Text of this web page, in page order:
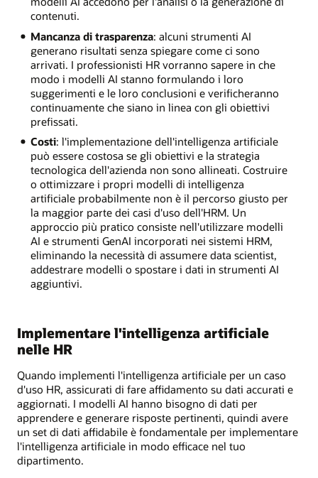
contenuti.
Mancanza di trasparenza: alcuni strumenti AI
generano risultati senza spiegare come ci sono
arrivati. I professionisti HR vorranno sapere in che
modo i modelli AI stanno formulando i loro
suggerimenti e le loro conclusioni e verificheranno
continuamente che siano in linea con gli obiettivi
prefissati.
Costi: l'implementazione dell'intelligenza artificiale
può essere costosa se gli obiettivi e la strategia
tecnologica dell'azienda non sono allineati. Costruire
o ottimizzare i propri modelli di intelligenza
artificiale probabilmente non è il percorso giusto per
la maggior parte dei casi d'uso dell'HRM. Un
approccio più pratico consiste nell'utilizzare modelli
AI e strumenti GenAI incorporati nei sistemi HRM,
eliminando la necessità di assumere data scientist,
addestrare modelli o spostare i dati in strumenti AI
aggiuntivi.
Implementare l'intelligenza artificiale
nelle HR
Quando implementi l'intelligenza artificiale per un caso
d'uso HR, assicurati di fare affidamento su dati accurati e
aggiornati. I modelli AI hanno bisogno di dati per
apprendere e generare risposte pertinenti, quindi avere
un set di dati affidabile è fondamentale per implementare
l'intelligenza artificiale in modo efficace nel tuo
dipartimento.